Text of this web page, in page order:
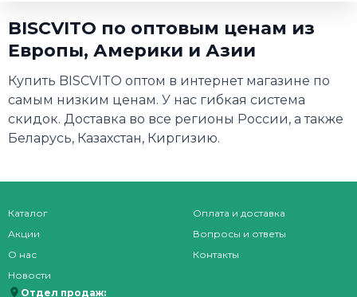
BISCVITO по оптовым ценам из
Европы, Америки и Азии
Купить BISCVITO оптом в интернет магазине по
самым низким ценам. У нас гибкая система
скидок. Доставка во все регионы России, а также
Беларусь, Казахстан, Киргизию.
Каталог
Акции
О нас
Новости
Оплата и доставка
Вопросы и ответы
Контакты
Отдел продаж: